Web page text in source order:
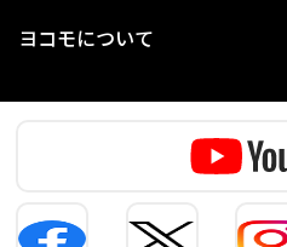
ヨコモについて